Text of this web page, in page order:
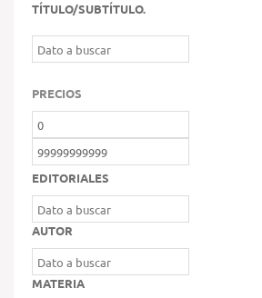
TÍTULO/SUBTÍTULO.
PRECIOS
EDITORIALES
AUTOR
MATERIA